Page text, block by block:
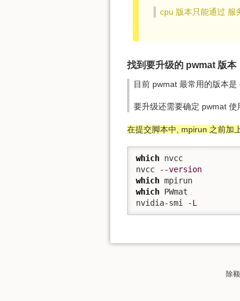
cpu 版本只能通过 服
找到要升级的 pwmat 版本
目前 pwmat 最常用的版本
要升级还需要确定 pwmat
在提交脚本中, mpirun 之前加
which nvcc
nvcc
--version
which
which PWmat
nvidia-smi
-L
除